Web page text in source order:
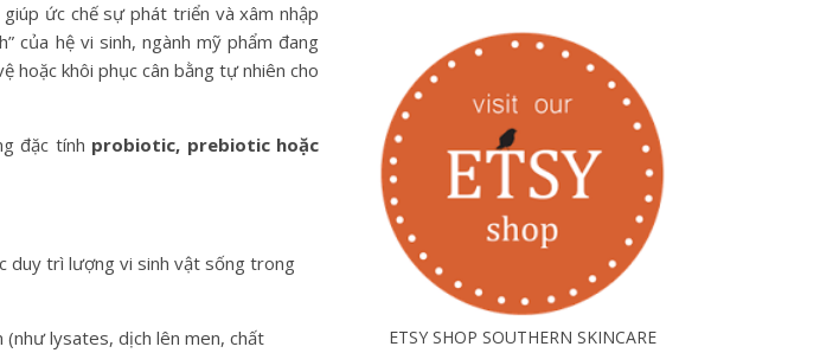
ức chế sự phát triển và xâm nhập
của hệ vi sinh, ngành mỹ phẩm đang
hoặc khôi phục cân bằng tự nhiên cho
đặc tính probiotic, prebiotic hoặc
duy trì lượng vi sinh vật sống trong
(như lysates, dịch lên men, chất
ETSY SHOP SOUTHERN SKINCARE